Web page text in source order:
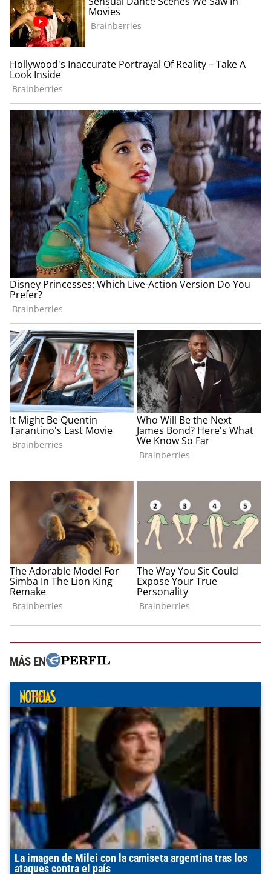
MÁS EN
La imagen de Milei con la camiseta argentina tras los
ataques contra el país